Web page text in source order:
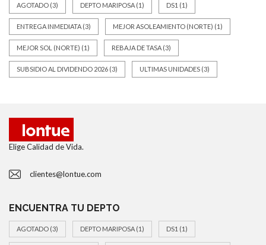
AGOTADO (3) DEPTO MARIPOSA (1) DS1 (1)
ENTREGA INMEDIATA (3) MEJOR ASOLEAMIENTO (NORTE) (1)
MEJOR SOL (NORTE) (1) REBAJA DE TASA (3)
SUBSIDIO AL DIVIDENDO 2026 (3) ULTIMAS UNIDADES (3)
Elige Calidad de Vida.
clientes@lontue.com
ENCUENTRA TU DEPTO
AGOTADO (3) DEPTO MARIPOSA (1) DS1 (1)